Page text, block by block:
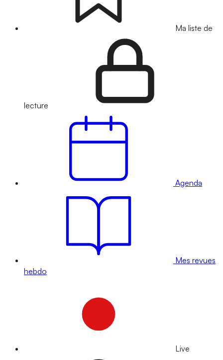
Ma liste de
lecture
Agenda
Mes revues
hebdo
Live